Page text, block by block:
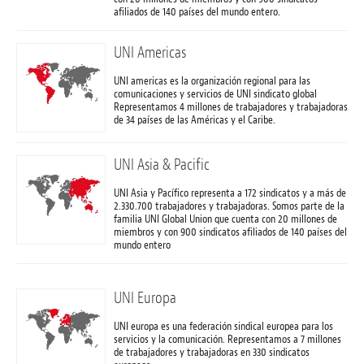
afiliados de 140 países del mundo entero.
UNI Americas
UNI americas es la organización regional para las
comunicaciones y servicios de UNI sindicato global
Representamos 4 millones de trabajadores y trabajadoras
de 34 países de las Américas y el Caribe.
UNI Asia & Pacific
UNI Asia y Pacífico representa a 172 sindicatos y a más de
2.330.700 trabajadores y trabajadoras. Somos parte de la
familia UNI Global Union que cuenta con 20 millones de
miembros y con 900 sindicatos afiliados de 140 países del
mundo entero
UNI Europa
UNI europa es una federación sindical europea para los
servicios y la comunicación. Representamos a 7 millones
de trabajadores y trabajadoras en 330 sindicatos